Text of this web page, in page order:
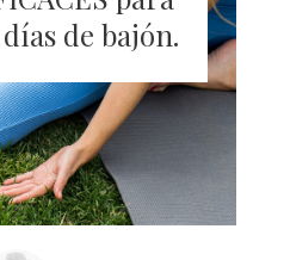
de bajón.